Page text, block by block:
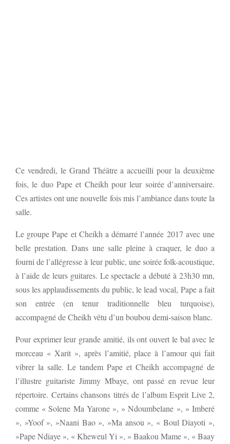
Ce vendredi, le Grand Théâtre a accueilli pour la deuxième
fois, le duo Pape et Cheikh pour leur soirée d’anniversaire.
Ces artistes ont une nouvelle fois mis l’ambiance dans toute la
salle.
Le groupe Pape et Cheikh a démarré l’année 2017 avec une
belle prestation. Dans une salle pleine à craquer, le duo a
fourni de l’allégresse à leur public, une soirée folk-acoustique,
à l’aide de leurs guitares. Le spectacle a débuté à 23h30 mn,
sous les applaudissements du public, le lead vocal, Pape a fait
son entrée (en tenur traditionnelle bleu turquoise),
accompagné de Cheikh vêtu d’un boubou demi-saison blanc.
Pour exprimer leur grande amitié, ils ont ouvert le bal avec le
morceau « Xarit », après l’amitié, place à l’amour qui fait
vibrer la salle. Le tandem Pape et Cheikh accompagné de
l’illustre guitariste Jimmy Mbaye, ont passé en revue leur
répertoire. Certains chansons titrés de l’album Esprit Live 2,
comme « Solene Ma Yarone », » Ndoumbelane », » Imberé
», »Yoof », »Naani Bao », »Ma ansou », « Boul Diayoti »,
»Pape Ndiaye », « Kheweul Yi », » Baakou Mame », « Baay